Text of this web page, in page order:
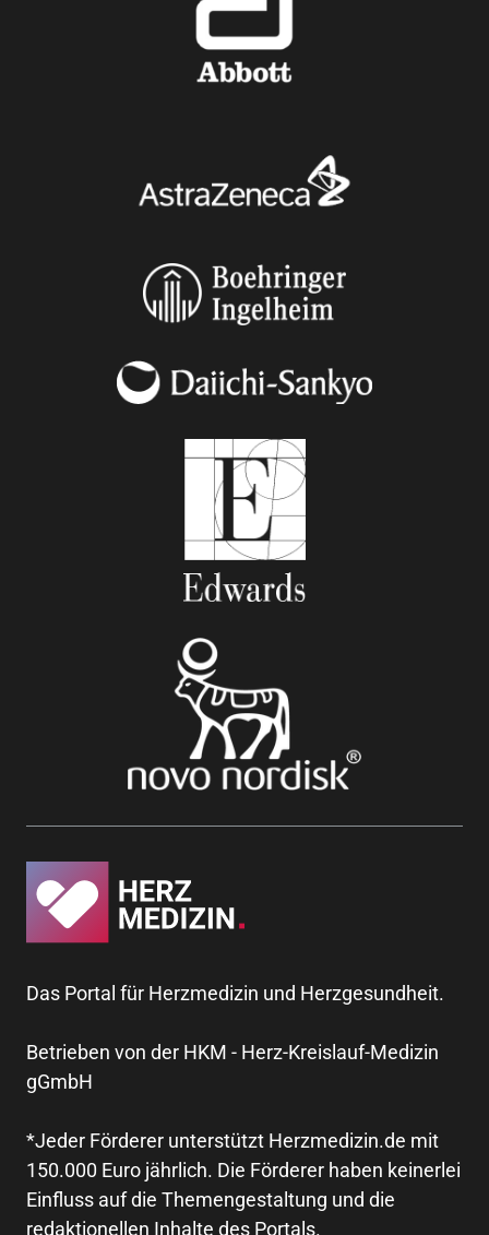
Das Portal für Herzmedizin und Herzgesundheit.
Betrieben von der HKM - Herz-Kreislauf-Medizin
gGmbH
*Jeder Förderer unterstützt Herzmedizin.de mit
150.000 Euro jährlich. Die Förderer haben keinerlei
Einfluss auf die Themengestaltung und die
redaktionellen Inhalte des Portals.